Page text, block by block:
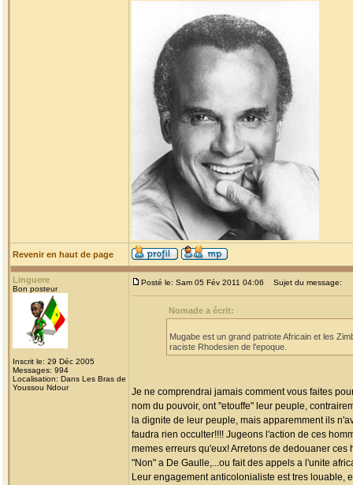
Revenir en haut de page
Linguere
Bon posteur
Inscrit le: 29 Déc 2005
Messages: 994
Localisation: Dans Les Bras de
Youssou Ndour
Posté le: Sam 05 Fév 2011 04:06 Sujet du message:
Nomade a écrit:
Mugabe est un grand patriote Africain et les
raciste Rhodesien de l'epoque.
Je ne comprendrai jamais comment vous faites
nom du pouvoir, ont "etouffe" leur peuple,
la dignite de leur peuple, mais apparemment ils
faudra rien occulter!!!! Jugeons l'action de ces
memes erreurs qu'eux! Arretons de dedouaner
"Non" a De Gaulle,...ou fait des appels a l'unite
Leur engagement anticolonialiste est tres louable,